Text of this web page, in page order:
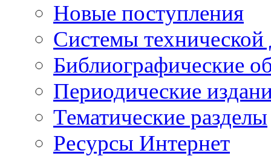
Новые поступления
Cистемы
Библиографические
Периодические
Тематические разделы
Ресурсы Интернет